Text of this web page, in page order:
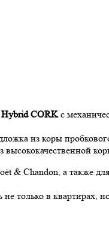
Hybrid CORKс
из коры
& Chandon, а также
только в квартирах,